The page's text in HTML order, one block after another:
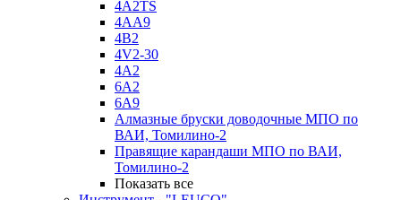
4A2TS
4AA9
4B2
4V2-30
4А2
6A2
6A9
Алмазные бруски доводочные МПО по
ВАИ, Томилино-2
Правящие карандаши МПО по ВАИ,
Томилино-2
Показать все